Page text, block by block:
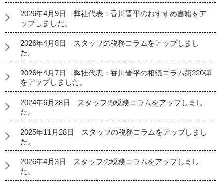
2026年4月9日 弊社代表：香川晋平のおすすめ書籍をア
ップしました。
2026年4月8日 スタッフの税務コラムをアップしまし
た。
2026年4月7日 弊社代表：香川晋平の相続コラム第220弾
をアップしました。
2024年6月28日 スタッフの税務コラムをアップしまし
た。
2025年11月28日 スタッフの税務コラムをアップしまし
た。
2026年4月3日 スタッフの税務コラムをアップしまし
た。